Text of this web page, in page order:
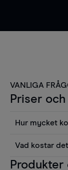
VANLIGA
Priser
Hur mycket
använda
Vad kostar
Det är en rad
Produkter